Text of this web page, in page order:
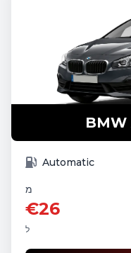
BMW
Automatic
מ
€26
ל